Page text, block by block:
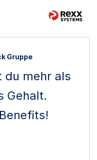
Gruppe
du mehr als
Gehalt.